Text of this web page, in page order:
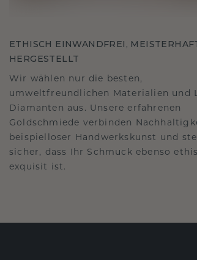
ETHISCH EINWANDFREI,
HERGESTELLT
Wir wählen nur die besten,
umweltfreundlichen Materialien und
Diamanten aus. Unsere erfahrenen
Goldschmiede verbinden
beispielloser Handwerkskunst und
sicher, dass Ihr Schmuck ebenso
exquisit ist.